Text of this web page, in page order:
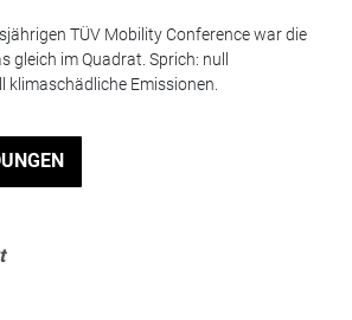
TÜV Mobility Conference war die
gleich im Quadrat. Sprich: null
klimaschädliche Emissionen.